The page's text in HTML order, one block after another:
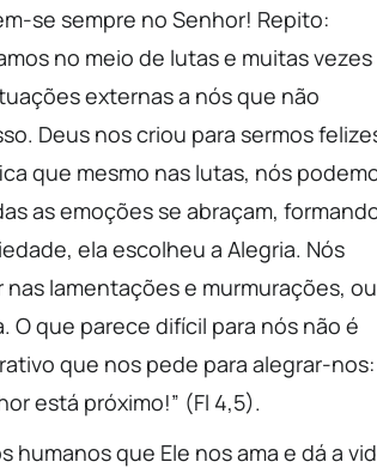
se sempre no Senhor! Repito:
no meio de lutas e muitas vezes
externas a nós que não
Deus nos criou para sermos
que mesmo nas lutas, nós
as emoções se abraçam,
ela escolheu a Alegria. Nós
lamentações e murmurações, ou
O que parece difícil para nós não é
que nos pede para alegrar-nos:
está próximo!” (Fl 4,5).
que Ele nos ama e dá a